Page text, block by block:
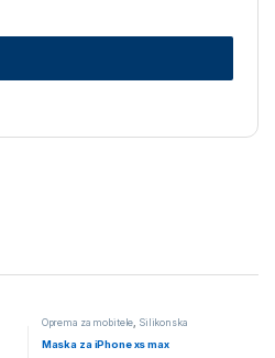
Oprema za mobitele, Silikonska
Maska za iPhone xs max